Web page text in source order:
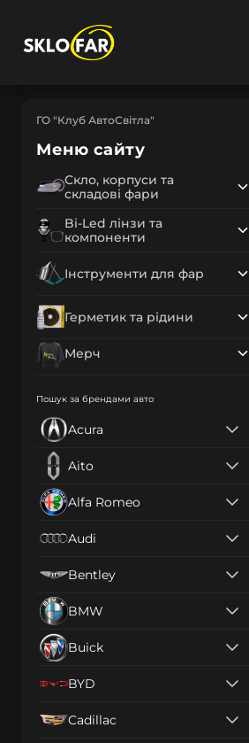
ГО "Клуб АвтоСвітла"
Меню сайту
Скло, корпуси та
складові фари
Bi-Led лінзи та
компоненти
Інструменти для фар
Герметик та рідини
Мерч
Пошук за брендами авто
Acura
Aito
Alfa Romeo
Audi
Bentley
BMW
Buick
BYD
Cadillac